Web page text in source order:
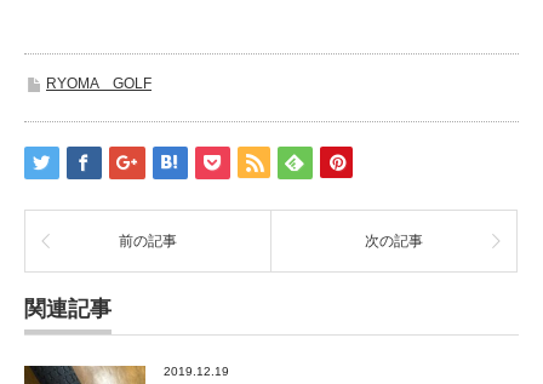
RYOMA GOLF
前の記事 次の記事
関連記事
2019.12.19